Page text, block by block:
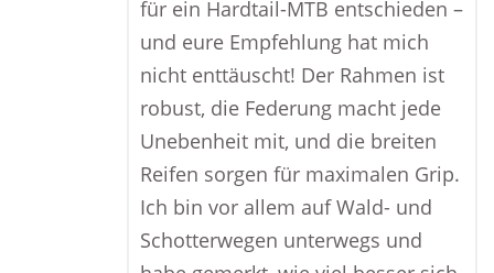
für ein Hardtail-MTB entschieden –
und eure Empfehlung hat mich
nicht enttäuscht! Der Rahmen ist
robust, die Federung macht jede
Unebenheit mit, und die breiten
Reifen sorgen für maximalen Grip.
Ich bin vor allem auf Wald- und
Schotterwegen unterwegs und